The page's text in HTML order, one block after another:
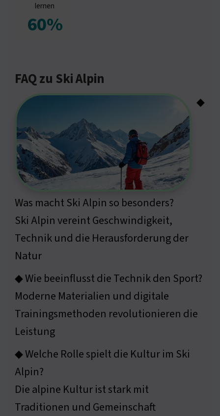
lernen
60%
FAQ zu Ski Alpin
◆
Was macht Ski Alpin so besonders?
Ski Alpin vereint Geschwindigkeit,
Technik und die Herausforderung der
Natur
◆ Wie beeinflusst die Technik den Sport?
Moderne Materialien und digitale
Trainingsmethoden revolutionieren die
Leistung
◆ Welche Rolle spielt die Kultur im Ski
Alpin?
Die alpine Kultur ist stark mit
Traditionen und Gemeinschaft